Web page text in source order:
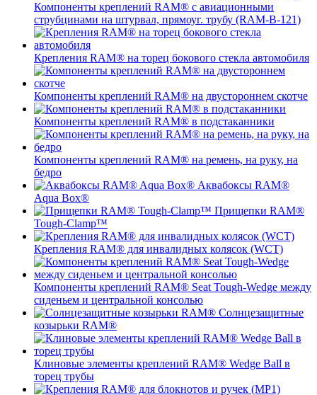
Компоненты креплений RAM® с авиационными
струбцинами на штурвал, прямоуг. трубу (RAM-B-121)
Крепления RAM® на торец бокового стекла автомобиля
Компоненты креплений RAM® на двустороннем скотче
Компоненты креплений RAM® в подстаканники
Компоненты креплений RAM® на ремень, на руку, на
бедро
Аквабоксы RAM®
Aqua Box®
Прищепки RAM®
Tough-Clamp™
Крепления RAM® для инвалидных колясок (WCT)
Компоненты креплений RAM® Seat Tough-Wedge между
сиденьем и центральной консолью
Солнцезащитные
козырьки RAM®
Клиновые элементы креплений RAM® Wedge Ball в
торец трубы